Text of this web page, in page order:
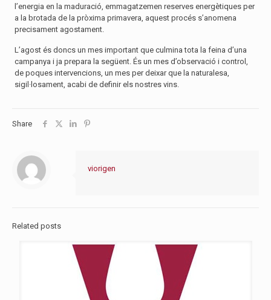
l’energia en la maduració, emmagatzemen reserves energètiques per
a la brotada de la pròxima primavera, aquest procés s’anomena
precisament agostament.
L’agost és doncs un mes important que culmina tota la feina d’una
campanya i ja prepara la següent. És un mes d’observació i control,
de poques intervencions, un mes per deixar que la naturalesa,
sigil·losament, acabi de definir els nostres vins.
Share
viorigen
Related posts